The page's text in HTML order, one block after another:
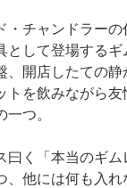
・チャンドラー
として登場するギ
、開店したての
トを飲みながら
一つ。
曰く「本当のギ
、他には何も入れ